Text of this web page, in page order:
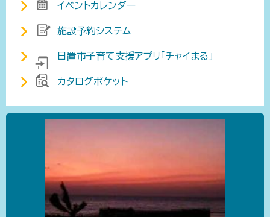
イベントカレンダー
施設予約システム
日置市子育て支援アプリ「チャイまる」
カタログポケット